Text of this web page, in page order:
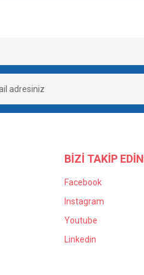
BİZİ TAKİP EDİN
Facebook
Instagram
Youtube
Linkedin